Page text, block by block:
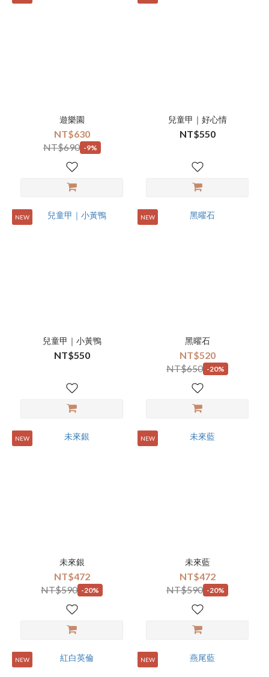
遊樂園
NT$630
NT$690 -9%
兒童甲｜好心情
NT$550
NEW
兒童甲｜小黃鴨
NT$550
NEW
黑曜石
NT$520
NT$650 -20%
NEW
未來銀
NT$472
NT$590 -20%
NEW
未來藍
NT$472
NT$590 -20%
NEW NEW